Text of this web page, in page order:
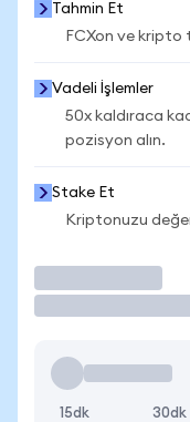
Tahmin Et
FCXon ve kripto
Vadeli İşlemler
50x kaldıraca
pozisyon alın.
Stake Et
Kriptonuzu
15dk 30dk